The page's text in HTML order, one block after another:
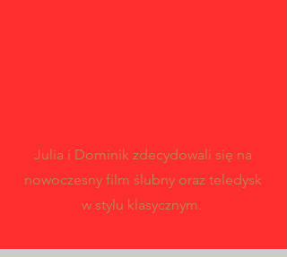
Julia i Dominik zdecydowali się na
nowoczesny film ślubny oraz teledysk
w stylu klasycznym.